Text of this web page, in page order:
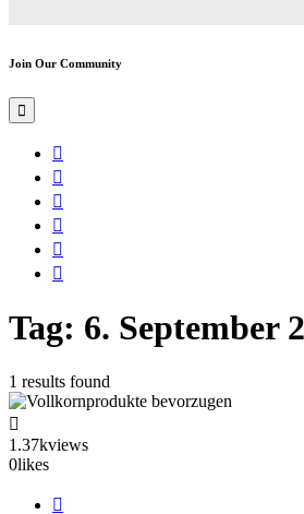
Join Our Community
Tag: 6. September
1 results found
1.37kviews
0likes